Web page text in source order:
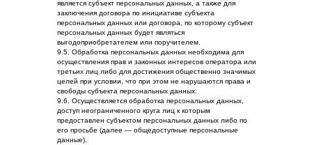
является субъект персональных данных, а также для
заключения договора по инициативе субъекта
персональных данных или договора, по которому субъект
персональных данных будет являться
выгодоприобретателем или поручителем.
9.5. Обработка персональных данных необходима для
осуществления прав и законных интересов оператора или
третьих лиц либо для достижения общественно значимых
целей при условии, что при этом не нарушаются права и
свободы субъекта персональных данных.
9.6. Осуществляется обработка персональных данных,
доступ неограниченного круга лиц к которым
предоставлен субъектом персональных данных либо по
его просьбе (далее — общедоступные персональные
данные).